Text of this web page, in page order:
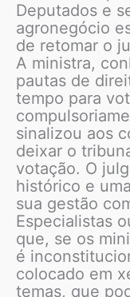
Deputados e
agronegócio
de retomar o
A ministra,
pautas de
tempo para
sinalizou aos
deixar o
votação. O
histórico e
sua gestão
Especialistas
que, se os
é
colocado em
temas, que